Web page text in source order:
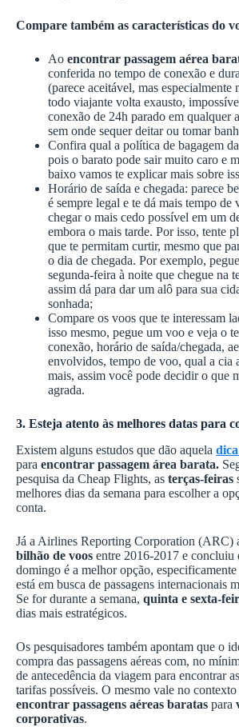
Compare também as características do
Ao encontrar passagem aérea
conferida no tempo de conexão e
(parece aceitável, mas especialmente
todo viajante volta exausto,
conexão de 24h parado em qualquer
sem onde sequer deitar ou tomar
Confira qual a política de bagagem
pois o barato pode sair muito caro e
baixo vamos te explicar mais sobre
Horário de saída e chegada: parece
é sempre legal e te dá mais tempo de
chegar o mais cedo possível em um
embora o mais tarde. Por isso, tente
que te permitam curtir, mesmo que
o dia de chegada. Por exemplo,
segunda-feira à noite que chegue na
assim dá para dar um alô para sua
sonhada;
Compare os voos que te interessam
isso mesmo, pegue um voo e veja o
conexão, horário de saída/chegada,
envolvidos, tempo de voo, qual a cia
mais, assim você pode decidir o que
agrada.
3. Esteja atento às melhores datas para
Existem alguns estudos que dão aquela
para encontrar passagem área barata.
pesquisa da Cheap Flights, as terças-feiras
melhores dias da semana para escolher a
conta.
Já a Airlines Reporting Corporation (ARC)
bilhão de voos entre 2016-2017 e concluiu
domingo é a melhor opção,
está em busca de passagens internacionais
Se for durante a semana, quinta e sexta-
dias mais estratégicos.
Os pesquisadores também apontam que o
compra das passagens aéreas com, no
de antecedência da viagem para encontrar
tarifas possíveis. O mesmo vale no contexto
encontrar passagens aéreas baratas para
corporativas.